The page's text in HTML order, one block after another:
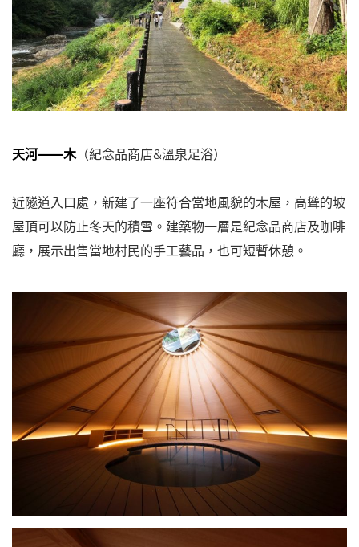
天河——木（紀念品商店&溫泉足浴）
近隧道入口處，新建了一座符合當地風貌的木屋，高聳的坡
屋頂可以防止冬天的積雪。建築物一層是紀念品商店及咖啡
廳，展示出售當地村民的手工藝品，也可短暫休憩。